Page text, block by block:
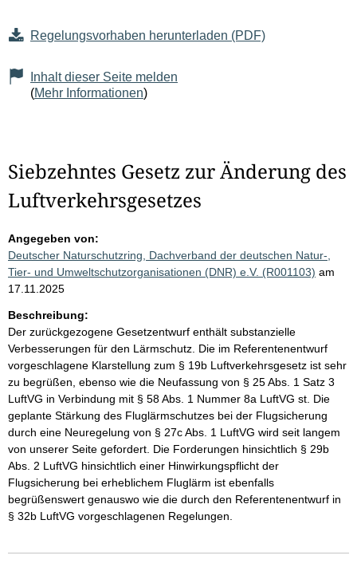
Regelungsvorhaben herunterladen (PDF)
Inhalt dieser Seite melden
(Mehr Informationen)
Siebzehntes Gesetz zur Änderung des
Luftverkehrsgesetzes
Angegeben von:
Deutscher Naturschutzring, Dachverband der deutschen Natur-,
Tier- und Umweltschutzorganisationen (DNR) e.V. (R001103) am
17.11.2025
Beschreibung:
Der zurückgezogene Gesetzentwurf enthält substanzielle
Verbesserungen für den Lärmschutz. Die im Referentenentwurf
vorgeschlagene Klarstellung zum § 19b Luftverkehrsgesetz ist sehr
zu begrüßen, ebenso wie die Neufassung von § 25 Abs. 1 Satz 3
LuftVG in Verbindung mit § 58 Abs. 1 Nummer 8a LuftVG st. Die
geplante Stärkung des Fluglärmschutzes bei der Flugsicherung
durch eine Neuregelung von § 27c Abs. 1 LuftVG wird seit langem
von unserer Seite gefordert. Die Forderungen hinsichtlich § 29b
Abs. 2 LuftVG hinsichtlich einer Hinwirkungspflicht der
Flugsicherung bei erheblichem Fluglärm ist ebenfalls
begrüßenswert genauswo wie die durch den Referentenentwurf in
§ 32b LuftVG vorgeschlagenen Regelungen.